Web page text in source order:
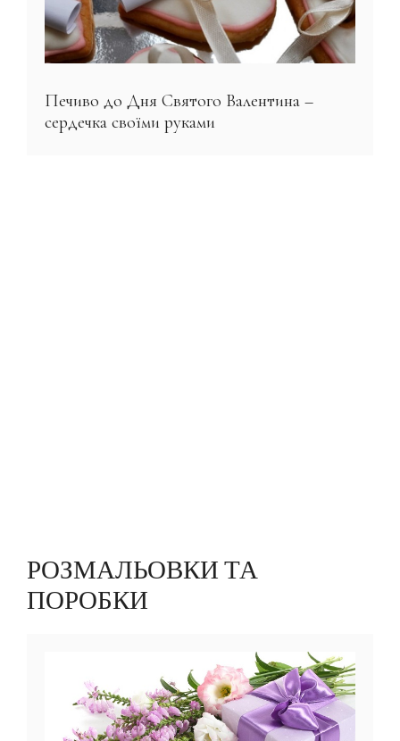
Печиво до Дня Святого Валентина –
сердечка своїми руками
РОЗМАЛЬОВКИ ТА
ПОРОБКИ